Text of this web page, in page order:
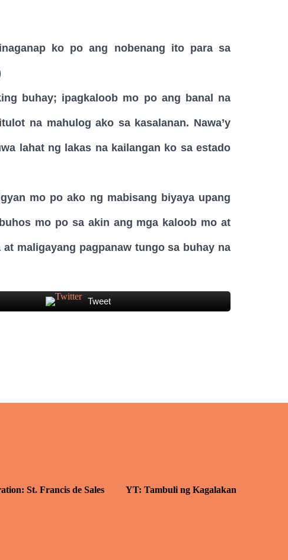
ko po ang nobenang ito para sa
buhay; ipagkaloob mo po ang banal na
na mahulog ako sa kasalanan. Nawa’y
lahat ng lakas na kailangan ko sa estado
mo po ako ng mabisang biyaya upang
mo po sa akin ang mga kaloob mo at
maligayang pagpanaw tungo sa buhay na
Tweet
St. Francis de Sales YT: Tambuli ng Kagalakan